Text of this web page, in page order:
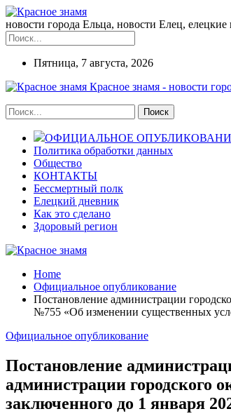
новости города Ельца, новости Елец, елецкие
Пятница, 7 августа, 2026
Красное знамя - новости
ОФИЦИАЛЬНОЕ
Политика обработки данных
Общество
КОНТАКТЫ
Бессмертный полк
Елецкий дневник
Как это сделано
Здоровый регион
Home
Официальное опубликование
Постановление администрации
№755 «Об изменении существенных
Официальное опубликование
Постановление
администрации городского
заключенного до 1 января